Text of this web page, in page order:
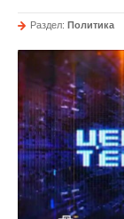
Раздел: Политика